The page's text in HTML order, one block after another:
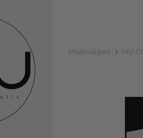
Mustvalged MV-